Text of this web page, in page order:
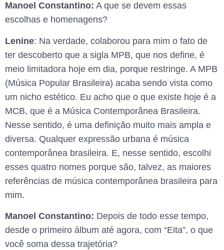
Manoel Constantino: A que se devem essas
escolhas e homenagens?
Lenine: Na verdade, colaborou para mim o fato de
ter descoberto que a sigla MPB, que nos define, é
meio limitadora hoje em dia, porque restringe. A MPB
(Música Popular Brasileira) acaba sendo vista como
um nicho estético. Eu acho que o que existe hoje é a
MCB, que é a Música Contemporânea Brasileira.
Nesse sentido, é uma definição muito mais ampla e
diversa. Qualquer expressão urbana é música
contemporânea brasileira. E, nesse sentido, escolhi
esses quatro nomes porque são, talvez, as maiores
referências de música contemporânea brasileira para
mim.
Manoel Constantino: Depois de todo esse tempo,
desde o primeiro álbum até agora, com “Eita”, o que
você soma dessa trajetória?